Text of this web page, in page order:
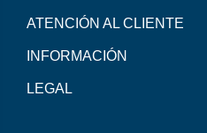
ATENCIÓN AL CLIENTE
INFORMACIÓN
LEGAL